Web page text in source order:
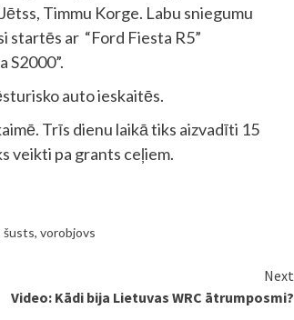
Timmu Korge. Labu sniegumu
startēs ar “Ford Fiesta R5”
S2000”.
auto ieskaitēs.
Trīs dienu laikā tiks aizvadīti 15
veikti pa grants ceļiem.
šusts, vorobjovs
Next
Video: Kādi bija Lietuvas WRC ātrumposmi?